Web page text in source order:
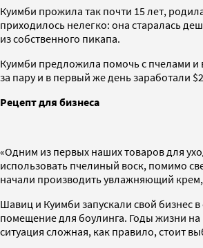
Куимби прожила так почти 15 лет,
приходилось нелегко: она старалась
из собственного пикапа.
Куимби предложила помочь с пчелами и
за пару и в первый же день заработали
Рецепт для бизнеса
«Одним из первых наших товаров для
использовать пчелиный воск, помимо
начали производить увлажняющий
Шавиц и Куимби запускали свой бизнес
помещение для боулинга. Годы жизни
ситуация сложная, как правило, стоит